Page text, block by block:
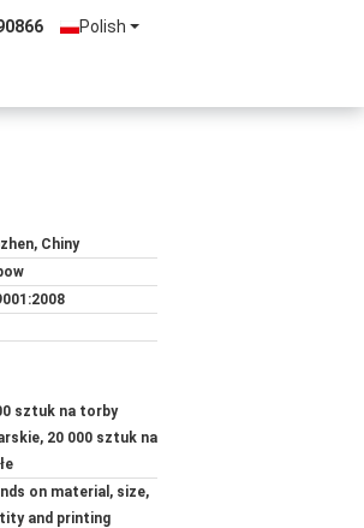
Polish
Chiny
sztuk na torby
20 000 sztuk na
on material, size,
and printing